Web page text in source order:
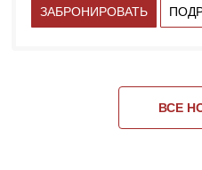
ЗАБРОНИРОВАТЬ
ВСЕ